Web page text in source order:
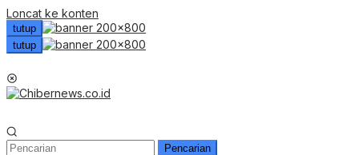
Loncat ke konten
tutup
tutup
Pencarian